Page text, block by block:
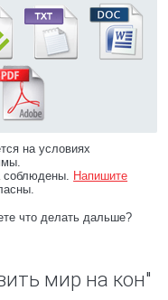
на условиях
соблюдены. Напишите
что делать дальше?
мир на кон"